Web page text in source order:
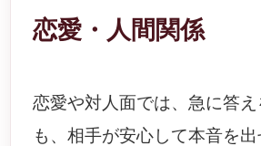
恋愛・人間関係
恋愛や対人面では、急に答え
も、相手が安心して本音を